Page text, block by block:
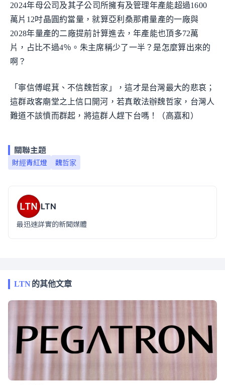
2024年母公司及其子公司所擁有及管理年產能超過1600
萬片12吋晶圓約當量，就算亞利桑那甫量產的一廠與
2028年量產的二廠提前計算進去，年產能也頂多72萬
片，占比不過4％。朱主席稱少了一半？是怎麼算出來的
啊？
「寧信傅崐萁、不信魏哲家」，這才是台灣最大的悲哀；
這群政客廟堂之上信口開河，若真敢法辦魏哲家，台灣人
難道不該憤而群起，將這群人趕下台嗎！（高嘉和）
關聯主題
財經青紅燈 魏哲家
LTN
最迅速詳實的新聞媒體
LTN的其他文章